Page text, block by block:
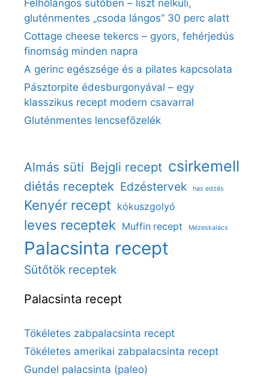
Felhőlángos sütőben – liszt nélküli,
gluténmentes „csoda lángos” 30 perc alatt
Cottage cheese tekercs – gyors, fehérjedús
finomság minden napra
A gerinc egészsége és a pilates kapcsolata
Pásztorpite édesburgonyával – egy
klasszikus recept modern csavarral
Gluténmentes lencsefőzelék
Almás süti Bejgli recept csirkemell
diétás receptek Edzéstervek has edzés
Kenyér recept kókuszgolyó
leves receptek Muffin recept Mézeskalács
Palacsinta recept
Sütőtök receptek
Palacsinta recept
Tökéletes zabpalacsinta recept
Tökéletes amerikai zabpalacsinta recept
Gundel palacsinta (paleo)